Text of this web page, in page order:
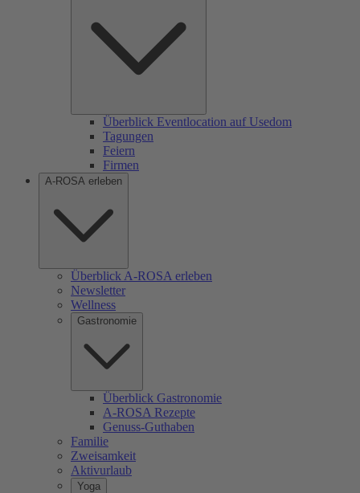
Überblick Eventlocation auf Usedom
Tagungen
Feiern
Firmen
A-ROSA erleben
Überblick A-ROSA erleben
Newsletter
Wellness
Gastronomie
Überblick Gastronomie
A-ROSA Rezepte
Genuss-Guthaben
Familie
Zweisamkeit
Aktivurlaub
Yoga